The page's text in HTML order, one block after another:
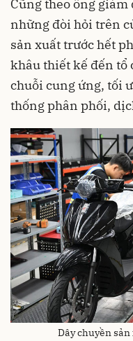
Cũng theo ông giám
những đòi hỏi trên
sản xuất trước hết
khâu thiết kế đến tổ
chuỗi cung ứng, tối
thống phân phối,
Dây chuyền